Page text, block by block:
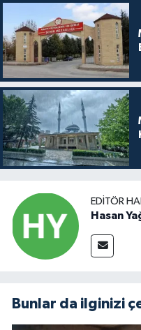
EDITÖR
Hasan
Bunlar da ilginizi